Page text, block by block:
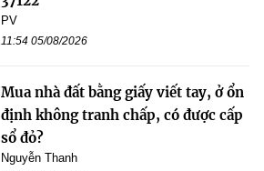
PV
11:54 05/08/2026
Mua nhà đất bằng giấy viết tay, ở ổn
định không tranh chấp, có được cấp
sổ đỏ?
Nguyễn Thanh